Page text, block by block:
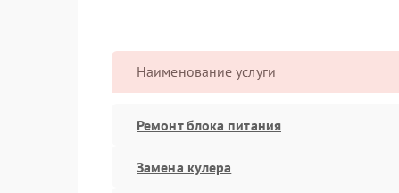
Наименование услуги
Ремонт блока питания
Замена кулера